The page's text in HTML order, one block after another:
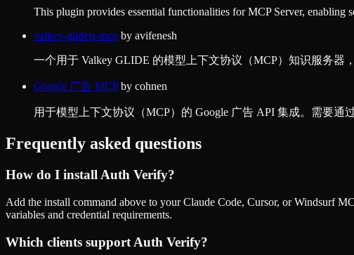
This plugin provides essential functionalities for MCP Server, enabling
valkey-glidejs-mcp by avifenesh
一个用于 Valkey GLIDE 的模型上下文协议（MCP）知识服务器
Google 广告 MCPby cohnen
用于模型上下文协议（MCP）的 Google 广告 API 集成。需要通
Frequently asked questions
How do I install Auth Verify?
Add the install command above to your Claude Code, Cursor, or Windsurf
variables and credential requirements.
Which clients support Auth Verify?